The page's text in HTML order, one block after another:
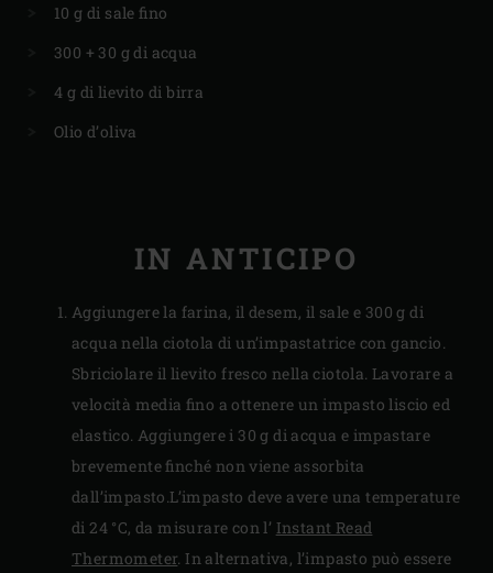
10 g di sale fino
300 + 30 g di acqua
4 g di lievito di birra
Olio d’oliva
IN ANTICIPO
Aggiungere la farina, il desem, il sale e 300 g di
acqua nella ciotola di un’impastatrice con gancio.
Sbriciolare il lievito fresco nella ciotola. Lavorare a
velocità media fino a ottenere un impasto liscio ed
elastico. Aggiungere i 30 g di acqua e impastare
brevemente finché non viene assorbita
dall’impasto.L’impasto deve avere una temperature
di 24 °C, da misurare con l’ Instant Read
Thermometer. In alternativa, l’impasto può essere